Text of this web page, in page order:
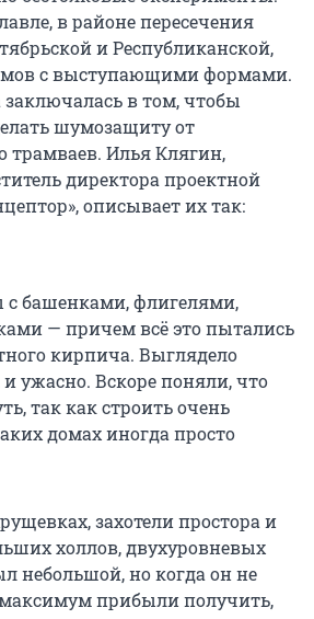
в районе пересечения
и Республиканской,
с выступающими формами.
заключалась в том, чтобы
шумозащиту от
Илья Клягин,
директора проектной
описывает их так:
башенками, флигелями,
— причем всё это пытались
кирпича. Выглядело
и ужасно. Вскоре поняли, что
так как строить очень
домах иногда просто
захотели простора и
холлов, двухуровневых
небольшой, но когда он не
прибыли получить,